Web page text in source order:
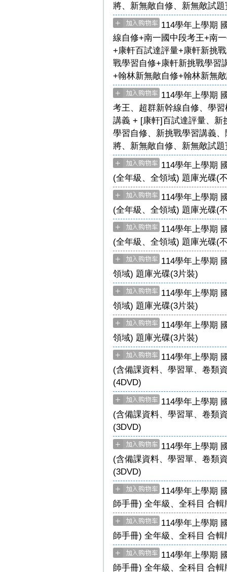
將、新無敵自修、新無敵試
114學年上學期
線自修+南一國中段考王+南
+康軒百試達評量+康軒新挑
戰學習自修+康軒新挑戰學習
+翰林新無敵自修+翰林新無
114學年上學期
考王、超群新幹線自修、學
講義 + [康軒]百試達評量、新
學習自修、新挑戰學習講義
將、新無敵自修、新無敵試
114學年上學期
(全年級、全領域) 題庫光碟(
114學年上學期
(全年級、全領域) 題庫光碟(
114學年上學期
(全年級、全領域) 題庫光碟(
114學年上學期
領域) 題庫光碟(3片裝)
114學年上學期
領域) 題庫光碟(3片裝)
114學年上學期
領域) 題庫光碟(3片裝)
114學年上學期
(含備課資料、學習單、卷類
(4DVD)
114學年上學期
(含備課資料、學習單、卷類
(3DVD)
114學年上學期
(含備課資料、學習單、卷類
(3DVD)
114學年上學期
師手冊) 全年級、全科目 合輯
114學年上學期
師手冊) 全年級、全科目 合輯
114學年上學期
師手冊) 全年級、全科目 合輯